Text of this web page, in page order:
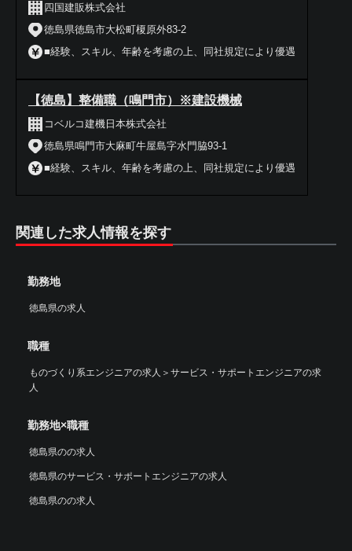
四国建販株式会社
徳島県徳島市大松町榎原外83-2
■経験、スキル、年齢を考慮の上、同社規定により優遇
【徳島】整備職（鳴門市）※建設機械
コベルコ建機日本株式会社
徳島県鳴門市大麻町牛屋島字水門脇93-1
■経験、スキル、年齢を考慮の上、同社規定により優遇
関連した求人情報を探す
勤務地
徳島県の求人
職種
ものづくり系エンジニアの求人 ＞ サービス・サポートエンジニアの求
人
勤務地×職種
徳島県のの求人
徳島県のサービス・サポートエンジニアの求人
徳島県のの求人